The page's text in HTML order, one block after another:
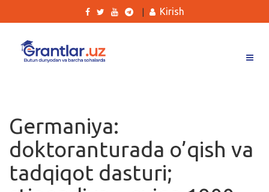
Ishlar
Kurslar
Blog
Kirish
Germaniya:
doktoranturada o’qish va
tadqiqot dasturi;